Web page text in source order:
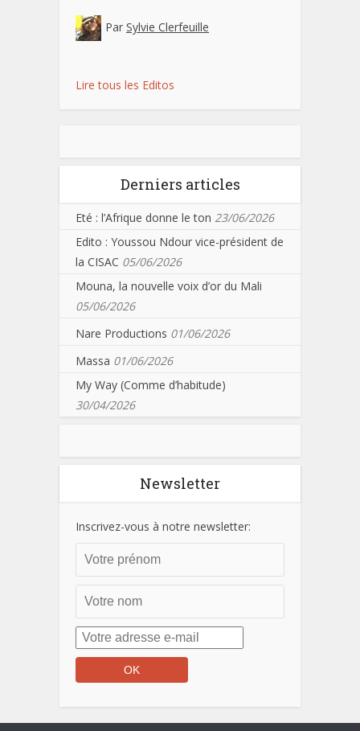
Par Sylvie Clerfeuille
Lire tous les Editos
Derniers articles
Eté : l’Afrique donne le ton 23/06/2026
Edito : Youssou Ndour vice-président de
la CISAC 05/06/2026
Mouna, la nouvelle voix d’or du Mali
05/06/2026
Nare Productions 01/06/2026
Massa 01/06/2026
My Way (Comme d’habitude)
30/04/2026
Newsletter
Inscrivez-vous à notre newsletter: